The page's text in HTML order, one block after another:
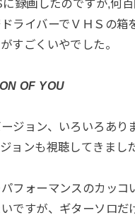
録画したのですが,何
ライバーでＶＨＳの
すごくいやでした。
OF YOU
ジョン、いろいろあり
ョンも視聴してきまし
フォーマンスのカッ
ですが、ギターソロだ